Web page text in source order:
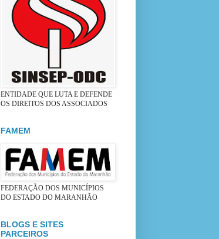
ENTIDADE QUE LUTA E DEFENDE
OS DIREITOS DOS ASSOCIADOS
FAMEM
FEDERAÇÃO DOS MUNICÍPIOS
DO ESTADO DO MARANHÃO
BLOGS E SITES
PARCEIROS